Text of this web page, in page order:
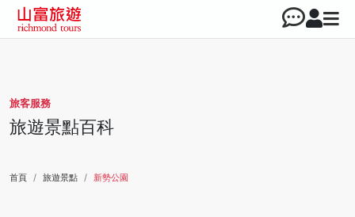
旅客服務
旅遊景點百科
首頁 旅遊景點 新勢公園